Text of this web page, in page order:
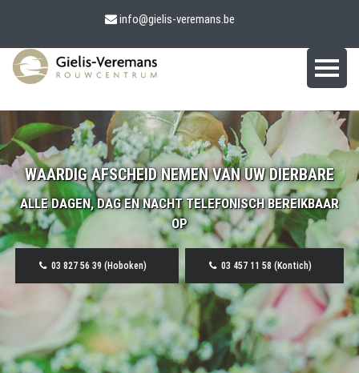
info@gielis-veremans.be
WAARDIG AFSCHEID NEMEN VAN UW DIERBARE
ALLE DAGEN, DAG EN NACHT TELEFONISCH BEREIKBAAR
OP
03 827 56 39 (Hoboken) 03 457 11 58 (Kontich)